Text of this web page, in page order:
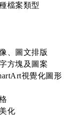
檔案類型
、圖文排版
方塊及圖案
視覺化圖形
化